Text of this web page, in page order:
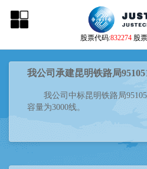
股票代码:832274股
我公司承建昆明铁路局
我公司中标昆明铁路局
容量为3000线。